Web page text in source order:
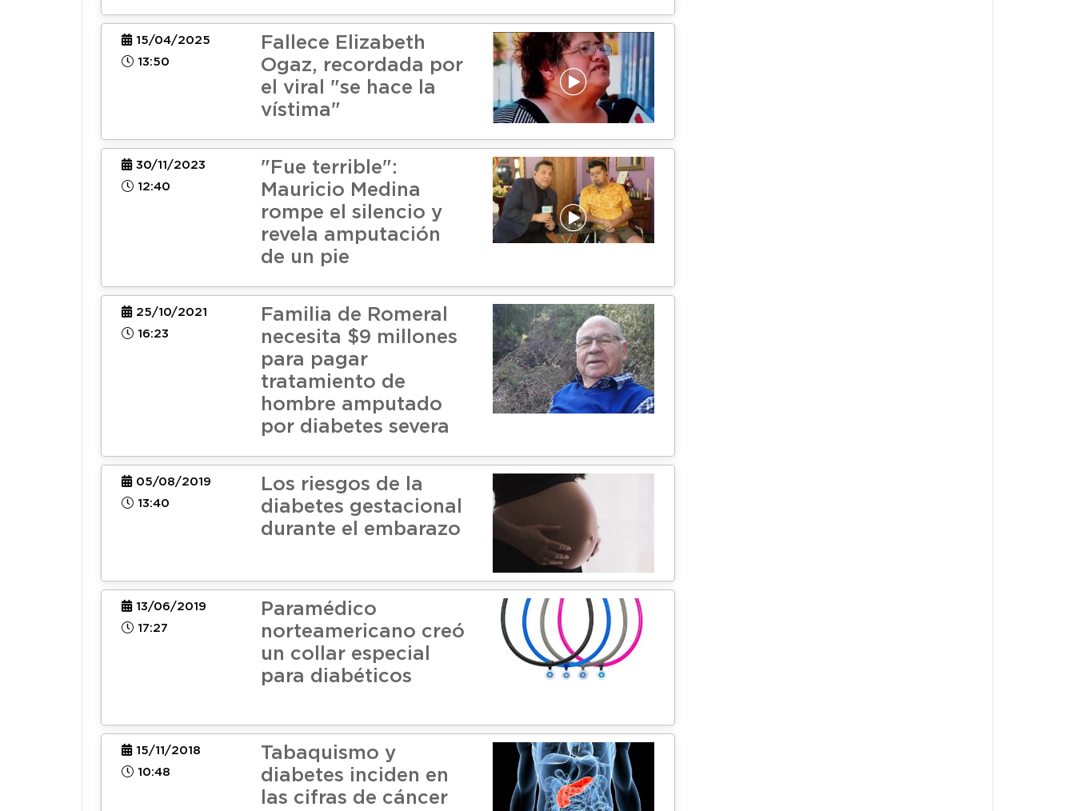
15/04/2025
13:50
Fallece Elizabeth
Ogaz, recordada por
el viral "se hace la
vístima"
30/11/2023
12:40
"Fue terrible":
Mauricio Medina
rompe el silencio y
revela amputación
de un pie
25/10/2021
16:23
Familia de Romeral
necesita $9 millones
para pagar
tratamiento de
hombre amputado
por diabetes severa
05/08/2019
13:40
Los riesgos de la
diabetes gestacional
durante el embarazo
13/06/2019
17:27
Paramédico
norteamericano creó
un collar especial
para diabéticos
15/11/2018
10:48
Tabaquismo y
diabetes inciden en
las cifras de cáncer